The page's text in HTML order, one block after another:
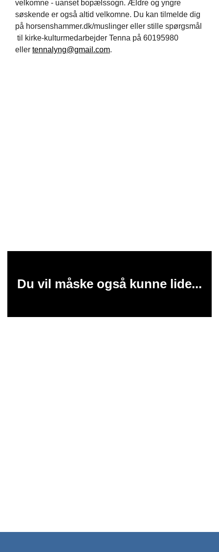
velkomne - uanset bopælssogn. Ældre og yngre
søskende er også altid velkomne. Du kan tilmelde dig
på horsenshammer.dk/muslinger eller stille spørgsmål
til kirke-kulturmedarbejder Tenna på 60195980
eller tennalyng@gmail.com.
Du vil måske også kunne lide...